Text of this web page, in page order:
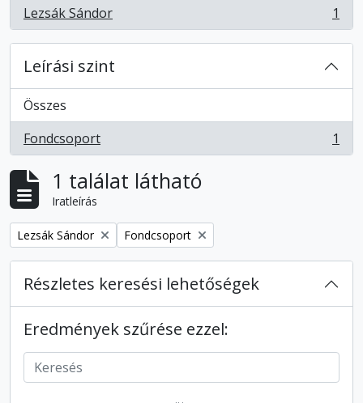
Lezsák Sándor
, 1 eredmények 1
Leírási szint
Összes
Fondcsoport
, 1 eredmények 1
1 találat látható
Iratleírás
Remove filter:
Lezsák Sándor Remove filter:
Fondcsoport
Részletes keresési lehetőségek
Eredmények szűrése ezzel: